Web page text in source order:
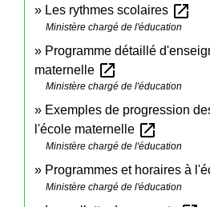
Les rythmes scolaires open_in_new
Ministère chargé de l'éducation
Programme détaillé
maternelle open_in_new
Ministère chargé de l'éducation
Exemples de progression
l'école maternelle open_in_new
Ministère chargé de l'éducation
Programmes et horaires à
Ministère chargé de l'éducation